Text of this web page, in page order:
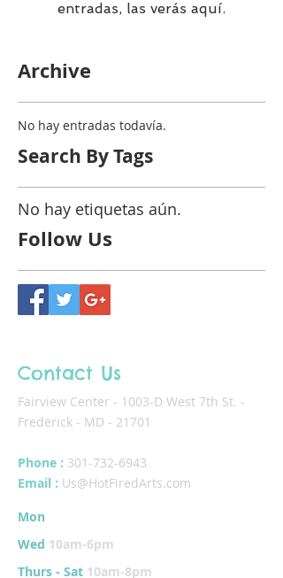
entradas, las verás aquí.
Archive
No hay entradas todavía.
Search By Tags
No hay etiquetas aún.
Follow Us
Contact Us
Fairview Center - 1003-D West 7th St. -
Frederick - MD - 21701
Phone : 301-732-6943
Email : Us@HotFiredArts.com
Mon
Wed 10am-6pm
Thurs - Sat 10am-8pm